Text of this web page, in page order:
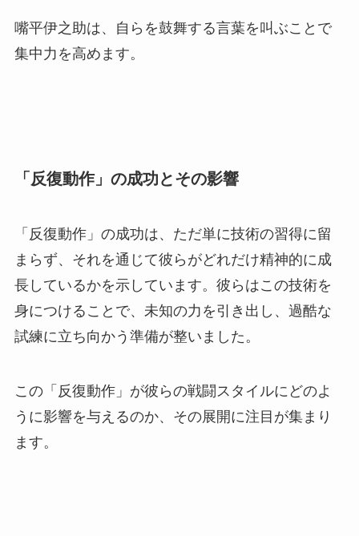
嘴平伊之助は、自らを鼓舞する言葉を叫ぶことで
集中力を高めます。
「反復動作」の成功とその影響
「反復動作」の成功は、ただ単に技術の習得に留
まらず、それを通じて彼らがどれだけ精神的に成
長しているかを示しています。彼らはこの技術を
身につけることで、未知の力を引き出し、過酷な
試練に立ち向かう準備が整いました。
この「反復動作」が彼らの戦闘スタイルにどのよ
うに影響を与えるのか、その展開に注目が集まり
ます。